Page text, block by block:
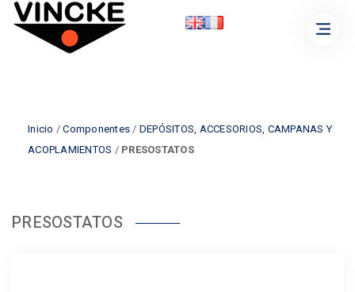
Inicio /Componentes / DEPÓSITOS, ACCESORIOS, CAMPANAS Y
ACOPLAMIENTOS / PRESOSTATOS
PRESOSTATOS